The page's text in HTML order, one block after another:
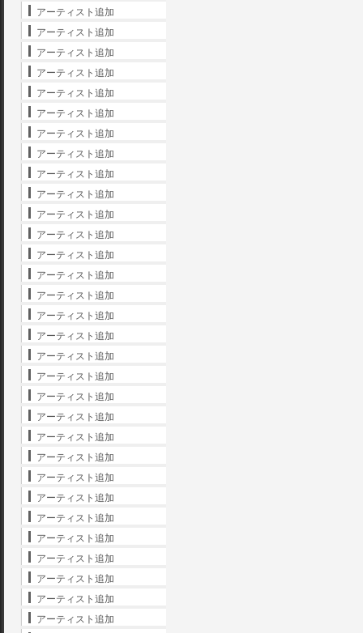
アーティスト追加
アーティスト追加
アーティスト追加
アーティスト追加
アーティスト追加
アーティスト追加
アーティスト追加
アーティスト追加
アーティスト追加
アーティスト追加
アーティスト追加
アーティスト追加
アーティスト追加
アーティスト追加
アーティスト追加
アーティスト追加
アーティスト追加
アーティスト追加
アーティスト追加
アーティスト追加
アーティスト追加
アーティスト追加
アーティスト追加
アーティスト追加
アーティスト追加
アーティスト追加
アーティスト追加
アーティスト追加
アーティスト追加
アーティスト追加
アーティスト追加